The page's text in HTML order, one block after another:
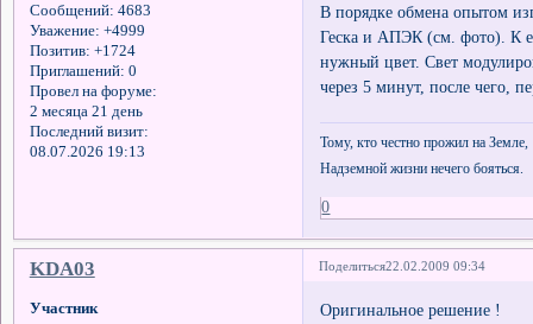
Сообщений: 4683
Уважение: +4999
Позитив: +1724
Приглашений: 0
Провел на форуме:
2 месяца 21 день
Последний визит:
08.07.2026 19:13
В порядке обмена опытом
Геска и АПЭК (см. фото). К
нужный цвет. Свет
через 5 минут, после чего,
Тому, кто честно прожил на Земле,
Надземной жизни нечего бояться.
0
Поделиться22.02.2009 09:34
KDA03
Участник
Оригинальное решение !